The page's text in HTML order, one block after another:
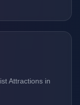
Attractions in